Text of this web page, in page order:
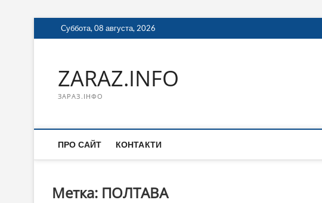
Перейти
к
Суббота, 08 августа, 2026
ZARAZ.INFO
ЗАРАЗ.ІНФО
ПРО САЙТ КОНТАКТИ
Метка: ПОЛТАВА